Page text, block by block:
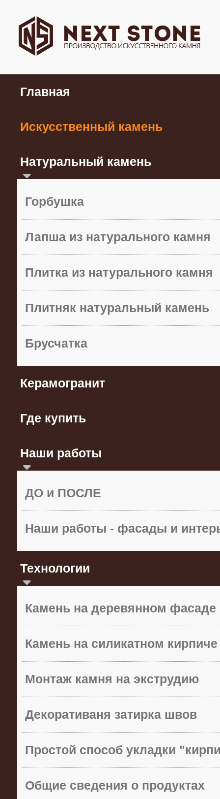
Главная
Искусственный камень
Натуральный камень
Горбушка
Лапша из натурального камня
Плитка из натурального камня
Плитняк натуральный камень
Брусчатка
Керамогранит
Где купить
Наши работы
ДО и ПОСЛЕ
Наши работы - фасады и
Технологии
Камень на деревянном фасаде
Камень на силикатном кирпиче
Монтаж камня на экструдию
Декоративаня затирка швов
Простой способ укладки
Общие сведения о продуктах